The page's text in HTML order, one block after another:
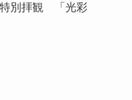
特別拝観 「光彩